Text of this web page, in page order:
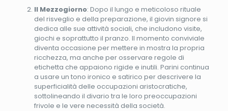
Il Mezzogiorno: Dopo il lungo e meticoloso rituale
del risveglio e della preparazione, il giovin signore si
dedica alle sue attività sociali, che includono visite,
giochi e soprattutto il pranzo. Il momento conviviale
diventa occasione per mettere in mostra la propria
ricchezza, ma anche per osservare regole di
etichetta che appaiono rigide e inutili. Parini continua
a usare un tono ironico e satirico per descrivere la
superficialità delle occupazioni aristocratiche,
sottolineando il divario tra le loro preoccupazioni
frivole e le vere necessità della società.